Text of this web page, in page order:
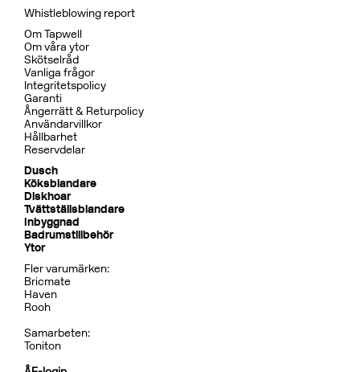
Whistleblowing report
Om Tapwell
Om våra ytor
Skötselråd
Vanliga frågor
Integritetspolicy
Garanti
Ångerrätt & Returpolicy
Användarvillkor
Hållbarhet
Reservdelar
Dusch
Köksblandare
Diskhoar
Tvättställsblandare
Inbyggnad
Badrumstillbehör
Ytor
Fler varumärken:
Bricmate
Haven
Rooh
Samarbeten:
Toniton